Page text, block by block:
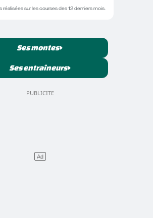
réalisées sur les courses des 12 derniers mois.
Ses montes
Ses entraîneurs